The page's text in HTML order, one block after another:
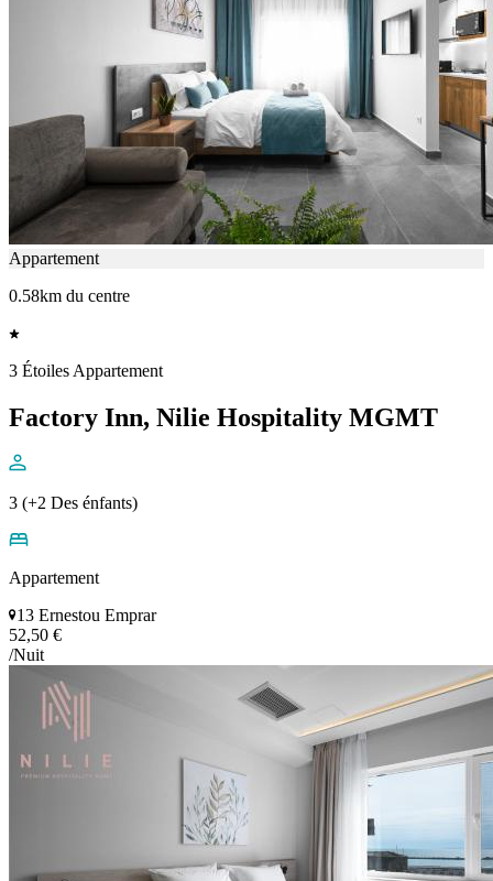
Appartement
0.58km du centre
3 Étoiles Appartement
Factory Inn, Nilie Hospitality MGMT
3 (+2 Des énfants)
Appartement
13 Ernestou Emprar
52,50 €
/Nuit